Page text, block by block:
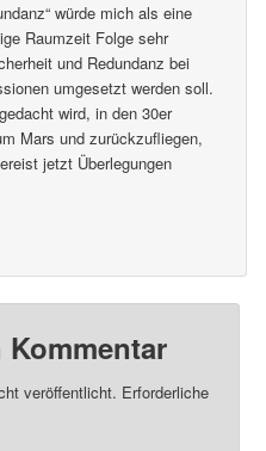
würde mich als eine
Raumzeit Folge sehr
und Redundanz bei
umgesetzt werden soll.
wird, in den 30er
Mars und zurückzufliegen,
jetzt Überlegungen
veröffentlicht. Erforderliche